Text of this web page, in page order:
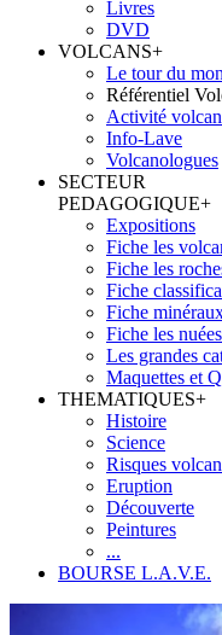
Livres
DVD
VOLCANS+
Le tour du
Référentiel
Activité
Info-Lave
Volcanologues
SECTEUR
PEDAGOGIQUE+
Expositions
Fiche les
Fiche les
Fiche
Fiche
Fiche les
Les grandes
Maquettes et
THEMATIQUES+
Histoire
Science
Risques
Eruption
Découverte
Peintures
...
BOURSE L.A.V.E.